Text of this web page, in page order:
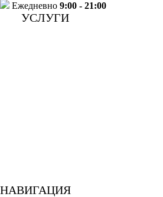
Ежедневно 9:00 - 21:00
УСЛУГИ
НАВИГАЦИЯ